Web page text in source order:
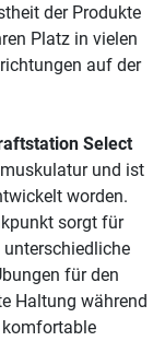
der Produkte
Platz in vielen
auf der
Select
und ist
worden.
sorgt für
für den
Haltung während
komfortable